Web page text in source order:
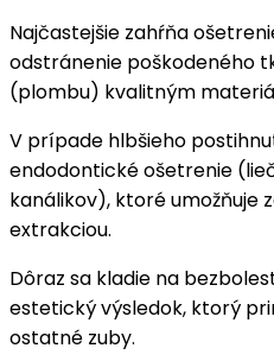
Najčastejšie zahŕňa
odstránenie poškodeného
(plombu) kvalitným
V prípade hlbšieho
endodontické ošetrenie
kanálikov), ktoré umožňuje
extrakciou.
Dôraz sa kladie na
estetický výsledok, ktorý
ostatné zuby.